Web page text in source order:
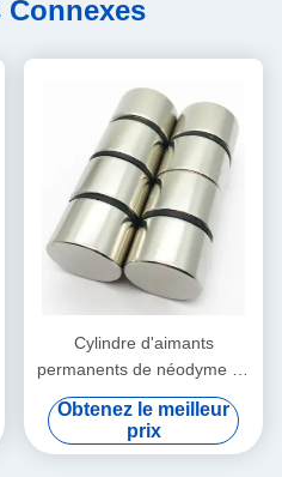
Cylindre d'aimants
permanents de néodyme de
la longue durée N40H pour
les produits médicaux
Obtenez le meilleur
prix